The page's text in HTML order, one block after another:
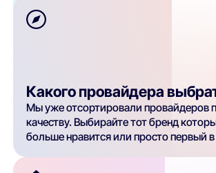
Какого провайдера
Мы уже отсортировали провайдеров
качеству. Выбирайте тот бренд
больше нравится или просто первый в